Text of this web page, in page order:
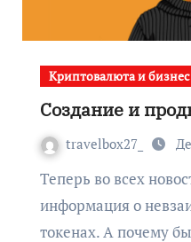
Криптовалюта и бизнес
Создание и
travelbox27_
Теперь во всех новостях появляется
информация о
токенах. А почему